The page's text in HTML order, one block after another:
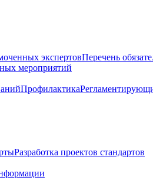
экспертовПеречень
мероприятий
Профилактика
Разработка проектов стандартов